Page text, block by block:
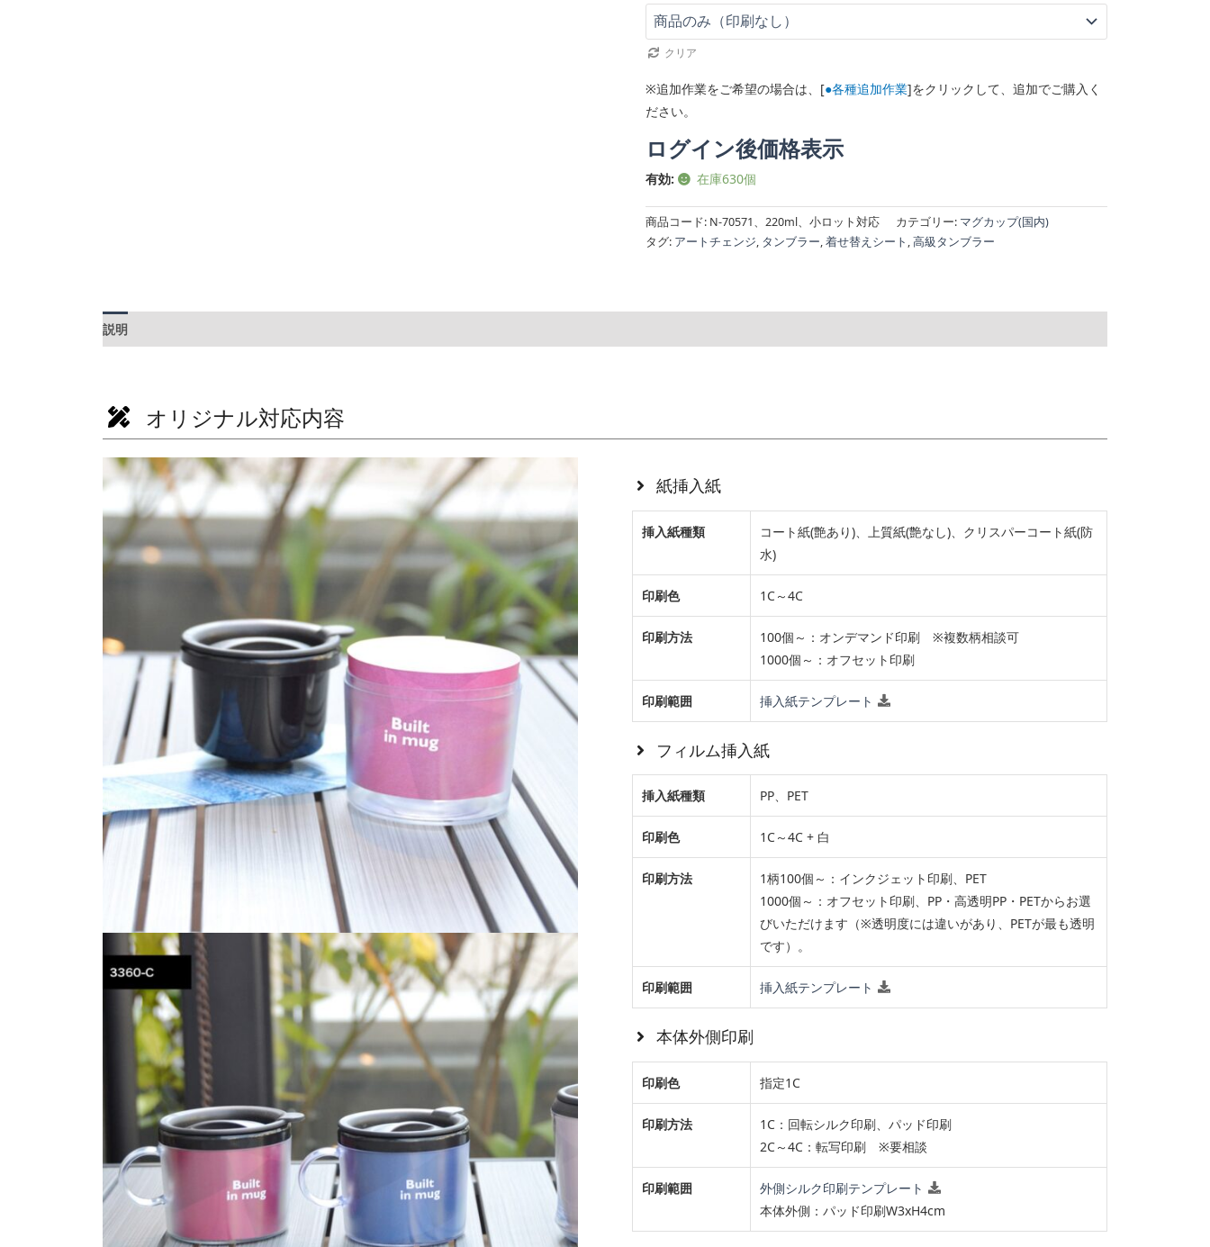
クリア
※追加作業をご希望の場合は、[●各種追加作業]をクリックして、追加でご購入く
ださい。
ログイン後価格表示
有効: 在庫630個
商品コード: N-70571、220ml、小ロット対応 カテゴリー: マグカップ(国内)
タグ: アートチェンジ, タンブラー,着せ替えシート ,高級タンブラー
説明
オリジナル対応内容
紙挿入紙
挿入紙種類
コート紙(艶あり)、上質紙(艶なし)、クリスパーコート紙(防
水)
印刷色 1C～4C
印刷方法
100個～：オンデマンド印刷 ※複数柄相談可
1000個～：オフセット印刷
印刷範囲 挿入紙テンプレート
フィルム挿入紙
挿入紙種類 PP、PET
印刷色 1C～4C + 白
印刷方法
1柄100個～：インクジェット印刷、PET
1000個～：オフセット印刷、PP・高透明PP・PETからお選
びいただけます（※透明度には違いがあり、PETが最も透明
です）。
印刷範囲 挿入紙テンプレート
本体外側印刷
印刷色 指定1C
印刷方法
1C：回転シルク印刷、パッド印刷
2C～4C：転写印刷 ※要相談
印刷範囲
外側シルク印刷テンプレート
本体外側：パッド印刷W3xH4cm